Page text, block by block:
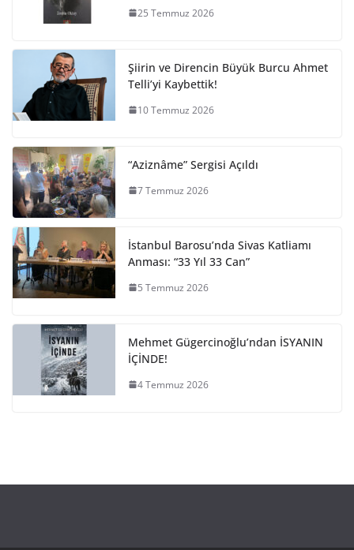
25 Temmuz 2026
Şiirin ve Direncin Büyük Burcu Ahmet
Telli’yi Kaybettik!
10 Temmuz 2026
“Aziznâme” Sergisi Açıldı
7 Temmuz 2026
İstanbul Barosu’nda Sivas Katliamı
Anması: “33 Yıl 33 Can”
5 Temmuz 2026
Mehmet Gügercinoğlu’ndan İSYANIN
İÇİNDE!
4 Temmuz 2026